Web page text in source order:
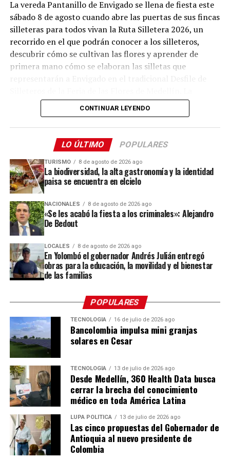
Comparte el artículo:
La vereda Pantanillo de Envigado se llena de fiesta este
sábado 8 de agosto cuando abre las puertas de sus fincas
silleteras para todos vivan la Ruta Silletera 2026, un
recorrido en el que podrán conocer a los silleteros,
descubrir cómo se cultivan las flores y aprender de
primera mano cómo se elaboran las silletas que
jornada también ofrecerá gastronomía, música y otras
expresiones de la cultura campesina.
Desde el mediodía y hasta la medianoche, cinco fincas
silleteras de la vereda Pantanillo estarán abiertas al
público. Allí, los visitantes podrán recorrer los espacios
donde las familias campesinas cultivan sus flores,
conocer el trabajo que realizan durante todo el año y
compartir con los silleteros que se preparan para llevar
sus creaciones a uno de los eventos culturales más
importantes de Antioquia.
“Esta es una oportunidad para que las personas
conozcan dónde nace una de las tradiciones que más
nos representa, compartan con nuestros silleteros y
descubran todo el trabajo que hay detrás de una
destacó Gabriel Jaime Londoño Rendón,
secretario de Desarrollo Económico de Envigado.
Las fincas
Las fincas que abren sus puertas son: El Reposo, La
Dalia, El Chagualo, La Colina y La Cumbre, donde
encontrarán a los silleteros Jhon Jaime Ramírez, Viviana
Hincapié, Jorge Iván Salazar, Mariana Salazar, Arístides
Ríos, Fredy Ríos, Luis Carlos Ríos, William Ríos, Omar
Zapata, José Miguel Zapata, Hernán Soto, Edgar Soto y
Yurani Mejía, quienes serán los guías durante el
recorrido.
CONTINUAR LEYENDO
LO ÚLTIMO POPULARES
TURISMO 8 de agosto de 2026 ago
La biodiversidad, la alta gastronomía y la identidad
paisa se encuentra en elcielo
NACIONALES 8 de agosto de 2026 ago
«Se les acabó la fiesta a los criminales»: Alejandro
De Bedout
LOCALES 8 de agosto de 2026 ago
En Yolombó el gobernador Andrés Julián entregó
obras para la educación, la movilidad y el bienestar
de las familias
POPULARES
TECNOLOGÍA 16 de julio de 2026 ago
Bancolombia impulsa mini granjas
solares en Cesar
TECNOLOGÍA 13 de julio de 2026 ago
Desde Medellín, 360 Health Data busca
cerrar la brecha del conocimiento
médico en toda América Latina
LUPA POLÍTICA 13 de julio de 2026 ago
Las cinco propuestas del Gobernador de
Antioquia al nuevo presidente de
Colombia